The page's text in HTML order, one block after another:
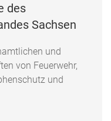
des
Sachsen
und
von Feuerwehr,
und